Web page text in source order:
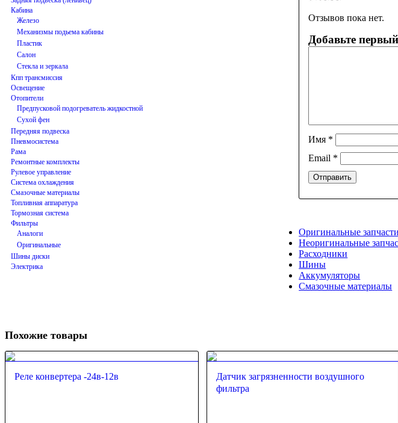
Кабина
Железо
Механизмы подьема кабины
Пластик
Салон
Стекла и зеркала
Кпп трансмиссия
Освещение
Отопители
Предпусковой подогреватель жидкостной
Сухой фен
Передняя подвеска
Пневмосистема
Рама
Ремонтные комплекты
Рулевое управление
Система охлаждения
Смазочные материалы
Топливная аппаратура
Тормозная система
Фильтры
Аналоги
Оригинальные
Шины диски
Электрика
Отзывов пока нет.
Добавьте
Имя *
Email *
Похожие товары
Реле конвертера -24в-12в
Датчик загрязненности воздушного
фильтра
Оригинальные запчасти
Неоригинальные
Расходники
Шины
Аккумуляторы
Смазочные материалы